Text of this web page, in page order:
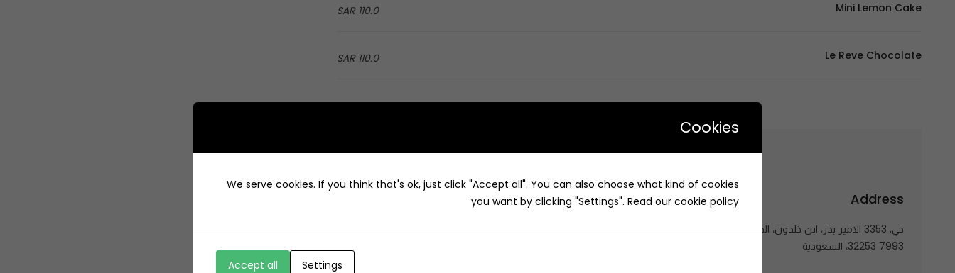
110.0 SAR Mini Lemon Cake
110.0 SAR Le Reve Chocolate
How to get toLE RÊVE | لو ريف
Address
حي, 3353 الامير بدر، ابن خلدون، الدمام
32253 7993، السعودية
Cookies
We serve cookies. If you think that's ok, just click "Accept all". You can also choose what kind of cookies
you want by clicking "Settings". Read our cookie policy
Settings
Accept all